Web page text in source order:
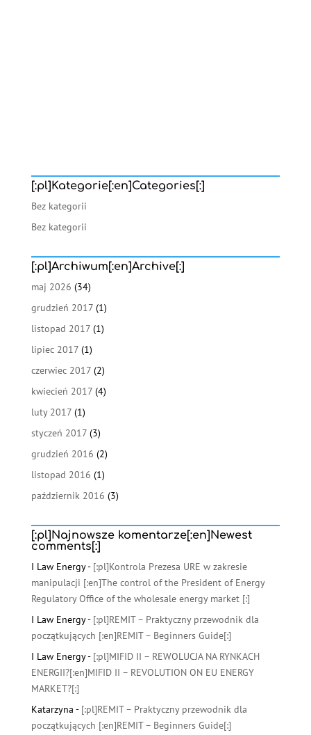
[:pl]Kategorie[:en]Categories[:]
Bez kategorii
Bez kategorii
[:pl]Archiwum[:en]Archive[:]
maj 2026 (34)
grudzień 2017(1)
listopad 2017(1)
lipiec 2017(1)
czerwiec 2017(2)
kwiecień 2017(4)
luty 2017(1)
styczeń 2017(3)
grudzień 2016 (2)
listopad 2016 (1)
październik 2016 (3)
[:pl]Najnowsze komentarze[:en]Newest
comments[:]
I Law Energy- [:pl]Kontrola Prezesa URE w zakresie
manipulacji [:en]The control of the President of Energy
Regulatory Office of the wholesale energy market [:]
I Law Energy- [:pl]REMIT – Praktyczny przewodnik dla
początkujących [:en]REMIT – Beginners Guide[:]
I Law Energy- [:pl]MIFID II – REWOLUCJA NA RYNKACH
ENERGII?[:en]MIFID II – REVOLUTION ON EU ENERGY
MARKET?[:]
Katarzyna - [:pl]REMIT – Praktyczny przewodnik dla
początkujących [:en]REMIT – Beginners Guide[:]